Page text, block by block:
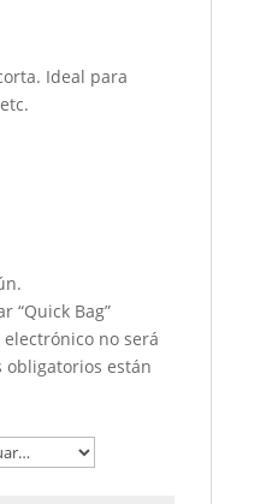
Ideal para
“Quick Bag”
no será
obligatorios están